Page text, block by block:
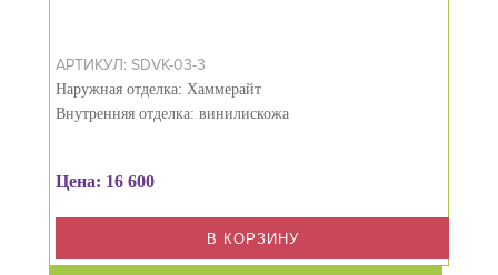
АРТИКУЛ: SDVK-03-3
Наружная отделка: Хаммерайт
Внутренняя отделка: винилискожа
Цена: 16 600
В КОРЗИНУ